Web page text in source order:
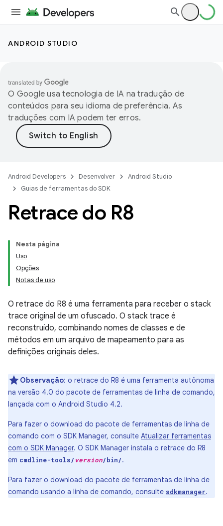
ANDROID STUDIO
O Google usa tecnologia de IA na tradução de
conteúdos para seu idioma de preferência. As
traduções com IA podem ter erros.
Android Developers Desenvolver
Android Studio
Guias de ferramentas do SDK
Retrace do R8
Nesta página
Uso
Opções
Notas de uso
O retrace do R8 é uma ferramenta para receber o stack
trace original de um ofuscado. O stack trace é
reconstruído, combinando nomes de classes e de
métodos em um arquivo de mapeamento para as
definições originais deles.
Observação: o retrace do R8 é uma ferramenta autônoma
na versão 4.0 do pacote de ferramentas de linha de comando,
lançada com o Android Studio 4.2.
Para fazer o download do pacote de ferramentas de linha de
comando com o SDK Manager, consulte Atualizar ferramentas
com o SDK Manager. O SDK Manager instala o retrace do R8
em cmdline-tools/version/bin/.
Para fazer o download do pacote de ferramentas de linha de
comando usando a linha de comando, consulte sdkmanager.